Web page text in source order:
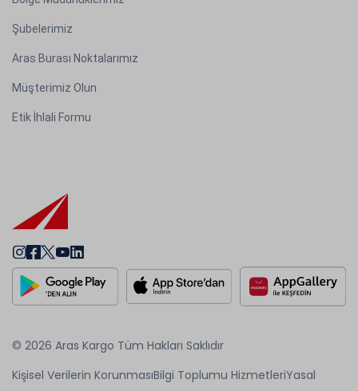
Şubelerimiz
Aras Burası Noktalarımız
Müşterimiz Olun
Etik İhlali Formu
© 2026 Aras Kargo Tüm Hakları Saklıdır
Kişisel Verilerin KorunmasıBilgi Toplumu HizmetleriYasal